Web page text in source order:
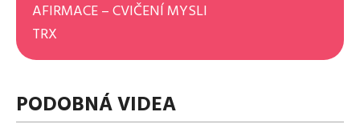
AFIRMACE – CVIČENÍ MYSLI
TRX
PODOBNÁ VIDEA